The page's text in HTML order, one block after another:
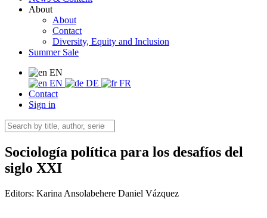
About
About
Contact
Diversity, Equity and Inclusion
Summer Sale
EN
EN
DE
FR
Contact
Sign in
Sociología política para los desafíos del
siglo XXI
Editors: Karina Ansolabehere Daniel Vázquez